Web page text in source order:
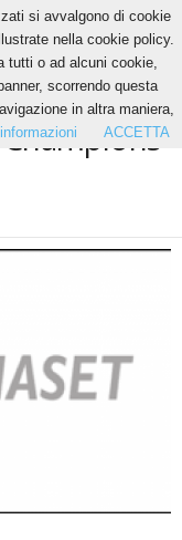
free e pay
si avvalgono di cookie
nella cookie policy.
tutti o ad alcuni cookie,
scorrendo questa
in altra maniera,
ACCETTA